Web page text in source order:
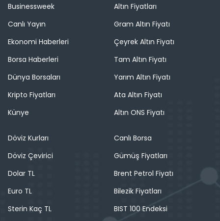
Businessweek
Canlı Yayın
Ekonomi Haberleri
Borsa Haberleri
Dünya Borsaları
Kripto Fiyatları
Künye
Altın Fiyatları
Gram Altın Fiyatı
Çeyrek Altın Fiyatı
Tam Altın Fiyatı
Yarım Altın Fiyatı
Ata Altın Fiyatı
Altın ONS Fiyatı
Döviz Kurları
Döviz Çevirici
Dolar TL
Euro TL
Sterin Kaç TL
Canlı Borsa
Gümüş Fiyatları
Brent Petrol Fiyatı
Bilezik Fiyatları
BIST 100 Endeksi